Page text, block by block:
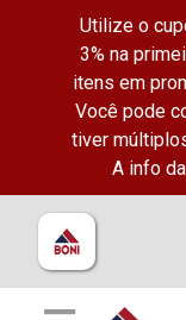
Utilize o
3% na
itens em
Você pode
tiver
A info